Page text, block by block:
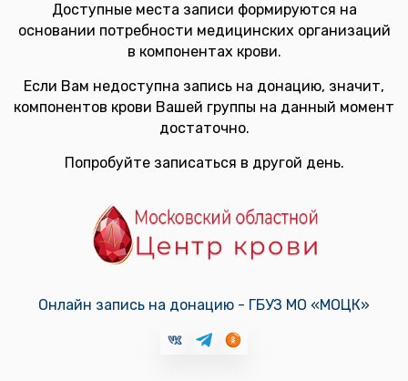
Доступные места записи формируются на
основании потребности медицинских организаций
в компонентах крови.
Если Вам недоступна запись на донацию, значит,
компонентов крови Вашей группы на данный момент
достаточно.
Попробуйте записаться в другой день.
Онлайн запись на донацию - ГБУЗ МО «МОЦК»